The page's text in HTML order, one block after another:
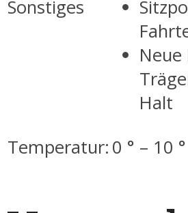
Sonstiges
Halt
Temperatur: 0 ° – 10 °